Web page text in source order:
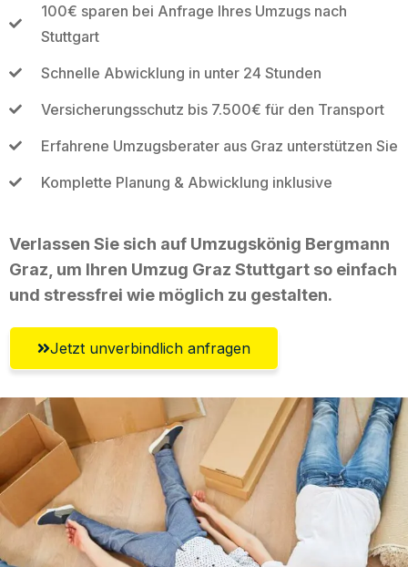
100€ sparen bei Anfrage Ihres Umzugs nach
Stuttgart
Schnelle Abwicklung in unter 24 Stunden
Versicherungsschutz bis 7.500€ für den Transport
Erfahrene Umzugsberater aus Graz unterstützen Sie
Komplette Planung & Abwicklung inklusive
Verlassen Sie sich auf Umzugskönig Bergmann
Graz, um Ihren Umzug Graz Stuttgart so einfach
und stressfrei wie möglich zu gestalten.
Jetzt unverbindlich anfragen